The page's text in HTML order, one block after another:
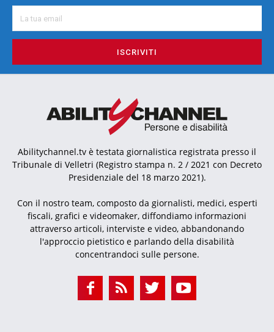
ISCRIVITI
Abilitychannel.tv è testata giornalistica registrata presso il
Tribunale di Velletri (Registro stampa n. 2 / 2021 con Decreto
Presidenziale del 18 marzo 2021).
Con il nostro team, composto da giornalisti, medici, esperti
fiscali, grafici e videomaker, diffondiamo informazioni
attraverso articoli, interviste e video, abbandonando
l'approccio pietistico e parlando della disabilità
concentrandoci sulle persone.